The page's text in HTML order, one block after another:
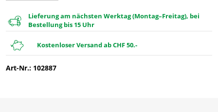
Lieferung am nächsten Werktag (Montag–Freitag), bei
Bestellung bis 15 Uhr
Kostenloser Versand ab CHF 50.-
Art-Nr.: 102887